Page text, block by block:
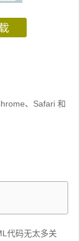
、Safari 和
代码无太多关